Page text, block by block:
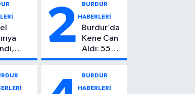
2 BURDUR
HABERLERİ
Burdur’da
Kene Can
Aldı: 55
Yaşındaki
Kaybetti
BURDUR
HABERLERİ